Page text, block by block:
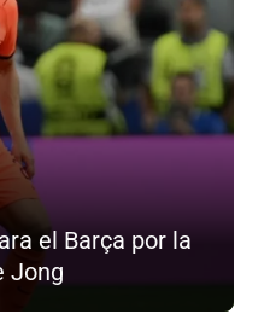
el Barça por la
Jong